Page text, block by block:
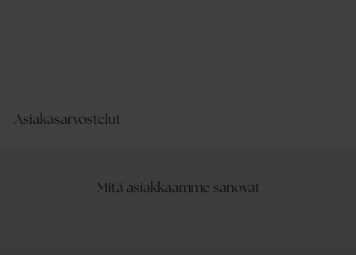
Asiakasarvostelut
Mitä asiakkaamme sanovat